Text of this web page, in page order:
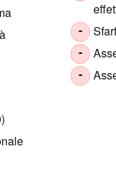
-
-
-